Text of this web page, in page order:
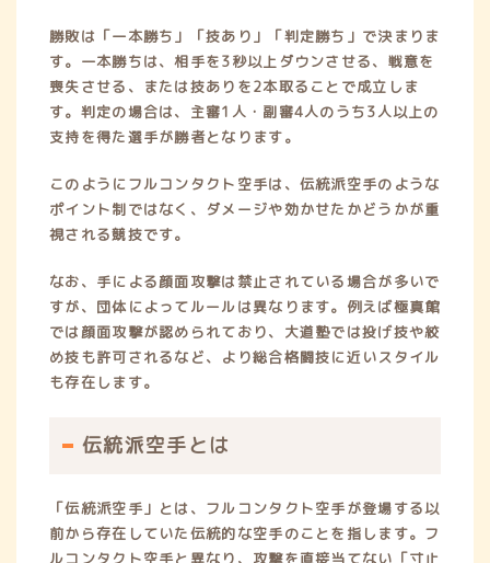
勝敗は「一本勝ち」「技あり」「判定勝ち」で決まりま
す。一本勝ちは、相手を3秒以上ダウンさせる、戦意を
喪失させる、または技ありを2本取ることで成立しま
す。判定の場合は、主審1人・副審4人のうち3人以上の
支持を得た選手が勝者となります。
このようにフルコンタクト空手は、伝統派空手のような
ポイント制ではなく、ダメージや効かせたかどうかが重
視される競技です。
なお、手による顔面攻撃は禁止されている場合が多いで
すが、団体によってルールは異なります。例えば極真館
では顔面攻撃が認められており、大道塾では投げ技や絞
め技も許可されるなど、より総合格闘技に近いスタイル
も存在します。
伝統派空手とは
「伝統派空手」とは、フルコンタクト空手が登場する以
前から存在していた伝統的な空手のことを指します。フ
ルコンタクト空手と異なり、攻撃を直接当てない「寸止